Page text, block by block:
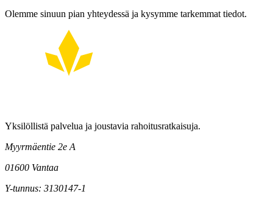
Olemme sinuun pian yhteydessä ja kysymme tarkemmat tiedot.
Yksilöllistä palvelua ja joustavia rahoitusratkaisuja.
Myyrmäentie 2e A
01600 Vantaa
Y-tunnus: 3130147-1